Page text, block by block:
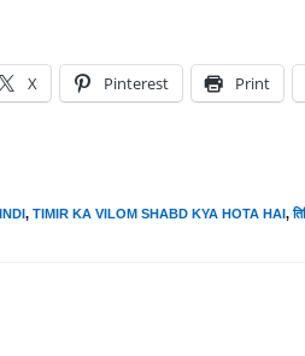
X Pinterest Print
, TIMIR KA VILOM SHABD KYA HOTA HAI,